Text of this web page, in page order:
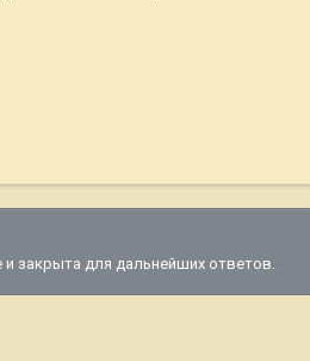
и закрыта для дальнейших ответов.